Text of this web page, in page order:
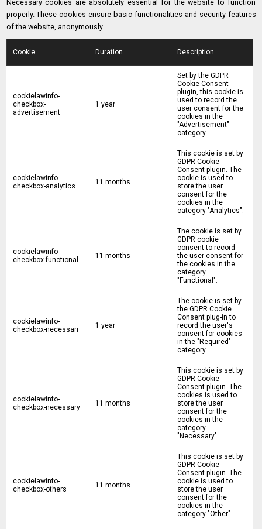
Necessary cookies are absolutely essential for the website to function
properly. These cookies ensure basic functionalities and security features
of the website, anonymously.
Cookie Duration Description
cookielawinfo-
checkbox-
advertisement
1 year
Set by the GDPR
Cookie Consent
plugin, this cookie is
used to record the
user consent for the
cookies in the
"Advertisement"
category .
cookielawinfo-
checkbox-analytics
11 months
This cookie is set by
GDPR Cookie
Consent plugin. The
cookie is used to
store the user
consent for the
cookies in the
category "Analytics".
cookielawinfo-
checkbox-functional
11 months
The cookie is set by
GDPR cookie
consent to record
the user consent for
the cookies in the
category
"Functional".
cookielawinfo-
checkbox-necessari
1 year
The cookie is set by
the GDPR Cookie
Consent plug-in to
record the user's
consent for cookies
in the "Required"
category.
cookielawinfo-
checkbox-necessary
11 months
This cookie is set by
GDPR Cookie
Consent plugin. The
cookies is used to
store the user
consent for the
cookies in the
category
"Necessary".
cookielawinfo-
checkbox-others
11 months
This cookie is set by
GDPR Cookie
Consent plugin. The
cookie is used to
store the user
consent for the
cookies in the
category "Other".